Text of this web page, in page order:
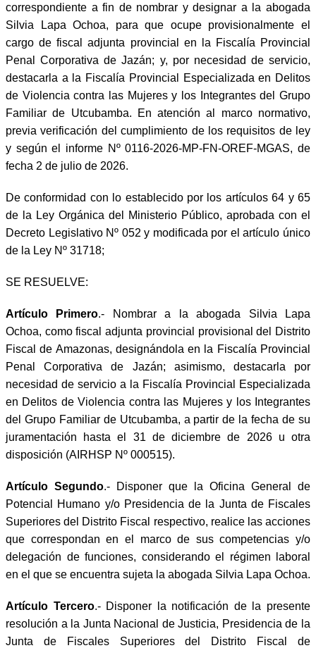
correspondiente a fin de nombrar y designar a la abogada
Silvia Lapa Ochoa, para que ocupe provisionalmente el
cargo de fiscal adjunta provincial en la Fiscalía Provincial
Penal Corporativa de Jazán; y, por necesidad de servicio,
destacarla a la Fiscalía Provincial Especializada en Delitos
de Violencia contra las Mujeres y los Integrantes del Grupo
Familiar de Utcubamba. En atención al marco normativo,
previa verificación del cumplimiento de los requisitos de ley
y según el informe Nº 0116-2026-MP-FN-OREF-MGAS, de
fecha 2 de julio de 2026.
De conformidad con lo establecido por los artículos 64 y 65
de la Ley Orgánica del Ministerio Público, aprobada con el
Decreto Legislativo Nº 052 y modificada por el artículo único
de la Ley Nº 31718;
SE RESUELVE:
Artículo Primero.- Nombrar a la abogada Silvia Lapa
Ochoa, como fiscal adjunta provincial provisional del Distrito
Fiscal de Amazonas, designándola en la Fiscalía Provincial
Penal Corporativa de Jazán; asimismo, destacarla por
necesidad de servicio a la Fiscalía Provincial Especializada
en Delitos de Violencia contra las Mujeres y los Integrantes
del Grupo Familiar de Utcubamba, a partir de la fecha de su
juramentación hasta el 31 de diciembre de 2026 u otra
disposición (AIRHSP Nº 000515).
Artículo Segundo.- Disponer que la Oficina General de
Potencial Humano y/o Presidencia de la Junta de Fiscales
Superiores del Distrito Fiscal respectivo, realice las acciones
que correspondan en el marco de sus competencias y/o
delegación de funciones, considerando el régimen laboral
en el que se encuentra sujeta la abogada Silvia Lapa Ochoa.
Artículo Tercero.- Disponer la notificación de la presente
resolución a la Junta Nacional de Justicia, Presidencia de la
Junta de Fiscales Superiores del Distrito Fiscal de